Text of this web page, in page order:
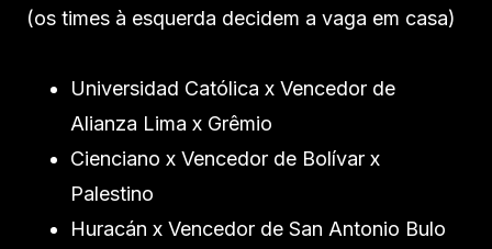
(os times à esquerda decidem a vaga em casa)
Universidad Católica x Vencedor de
Alianza Lima x Grêmio
Cienciano x Vencedor de Bolívar x
Palestino
Huracán x Vencedor de San Antonio Bulo